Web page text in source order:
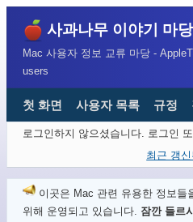
사과나무 이야기 마당
Mac 사용자 정보 교류 마당 -
users
첫 화면 사용자 목록 규정
로그인하지 않으셨습니다.
로그인
최근 갱
이곳은 Mac 관련 유용한 정보들
위해 운영되고 있습니다. 잠깐 들르